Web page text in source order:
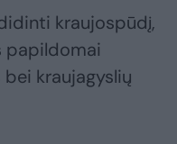
kraujospūdį,
papildomai
kraujagyslių